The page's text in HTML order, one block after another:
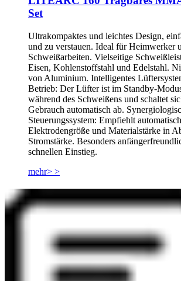
Set
Ultrakompaktes und leichtes Design,
und zu verstauen. Ideal für Heimwerker
Schweißarbeiten. Vielseitige
Eisen, Kohlenstoffstahl und Edelstahl.
von Aluminium. Intelligentes
Betrieb: Der Lüfter ist im Standby-
während des Schweißens und schaltet
Gebrauch automatisch ab.
Steuerungssystem: Empfiehlt
Elektrodengröße und Materialstärke in
Stromstärke. Besonders
schnellen Einstieg.
mehr> >